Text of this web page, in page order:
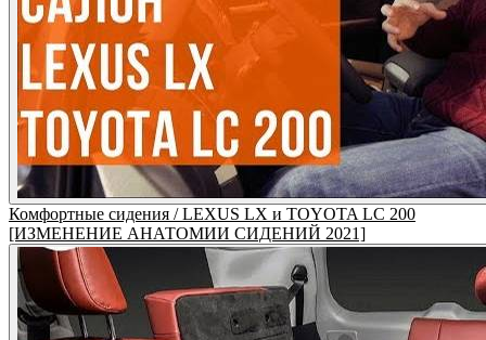
Комфортные сидения / LEXUS LX и TOYOTA LC 200
[ИЗМЕНЕНИЕ АНАТОМИИ СИДЕНИЙ 2021]